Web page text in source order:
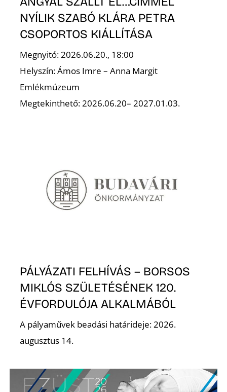
NYÍLIK SZABÓ KLÁRA PETRA
CSOPORTOS KIÁLLÍTÁSA
Megnyitó: 2026.06.20., 18:00
Helyszín: Ámos Imre – Anna Margit
Emlékmúzeum
Megtekinthető: 2026.06.20– 2027.01.03.
PÁLYÁZATI FELHÍVÁS – BORSOS
MIKLÓS SZÜLETÉSÉNEK 120.
ÉVFORDULÓJA ALKALMÁBÓL
A pályaművek beadási határideje: 2026.
augusztus 14.